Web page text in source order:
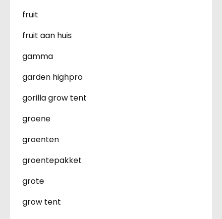
fruit
fruit aan huis
gamma
garden highpro
gorilla grow tent
groene
groenten
groentepakket
grote
grow tent